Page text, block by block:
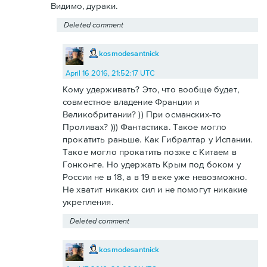
Видимо, дураки.
Deleted comment
kosmodesantnick
April 16 2016, 21:52:17 UTC
Кому удерживать? Это, что вообще будет,
совместное владение Франции и
Великобритании? )) При османских-то
Проливах? ))) Фантастика. Такое могло
прокатить раньше. Как Гибралтар у Испании.
Такое могло прокатить позже с Китаем в
Гонконге. Но удержать Крым под боком у
России не в 18, а в 19 веке уже невозможно.
Не хватит никаких сил и не помогут никакие
укрепления.
Deleted comment
kosmodesantnick